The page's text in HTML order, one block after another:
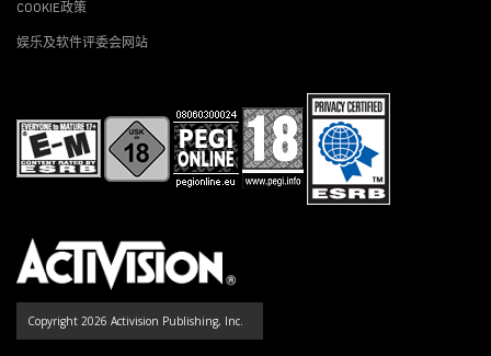
COOKIE政策
娱乐及软件评委会网站
Copyright 2026 Activision Publishing, Inc.